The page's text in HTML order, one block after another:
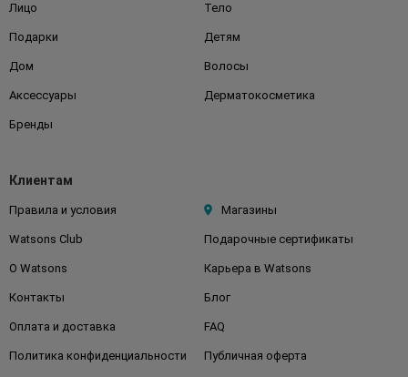
Лицо Тело
Подарки Детям
Дом Волосы
Аксессуары Дерматокосметика
Бренды
Клиентам
Правила и условия Магазины
Watsons Club Подарочные сертификаты
О Watsons Карьера в Watsons
Контакты Блог
Оплата и доставка FAQ
Политика конфиденциальности Публичная оферта